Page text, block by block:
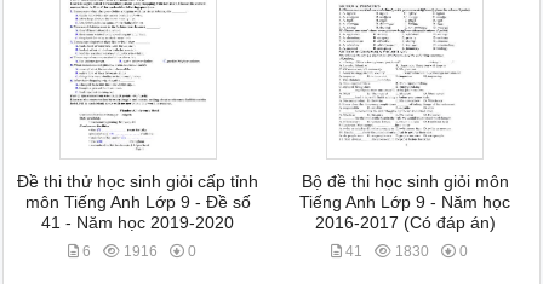
Đề thi thử học sinh giỏi cấp tỉnh
môn Tiếng Anh Lớp 9 - Đề số
41 - Năm học 2019-2020
6 1916 0
Bộ đề thi học sinh giỏi môn
Tiếng Anh Lớp 9 - Năm học
2016-2017 (Có đáp án)
41 1830 0